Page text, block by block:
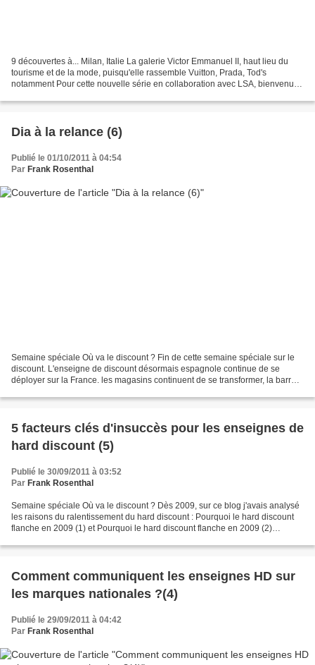
9 découvertes à... Milan, Italie La galerie Victor Emmanuel II, haut lieu du
tourisme et de la mode, puisqu'elle rassemble Vuitton, Prada, Tod's
notamment Pour cette nouvelle série en collaboration avec LSA, bienvenue
Dia à la relance (6)
Publié le 01/10/2011 à 04:54
Par Frank Rosenthal
Semaine spéciale Où va le discount ? Fin de cette semaine spéciale sur le
discount. L'enseigne de discount désormais espagnole continue de se
déployer sur la France. les magasins continuent de se transformer, la barre
5 facteurs clés d'insuccès pour les enseignes de
hard discount (5)
Publié le 30/09/2011 à 03:52
Par Frank Rosenthal
Semaine spéciale Où va le discount ? Dès 2009, sur ce blog j'avais analysé
les raisons du ralentissement du hard discount : Pourquoi le hard discount
flanche en 2009 (1) et Pourquoi le hard discount flanche en 2009 (2)
Comment communiquent les enseignes HD sur
les marques nationales ?(4)
Publié le 29/09/2011 à 04:42
Par Frank Rosenthal